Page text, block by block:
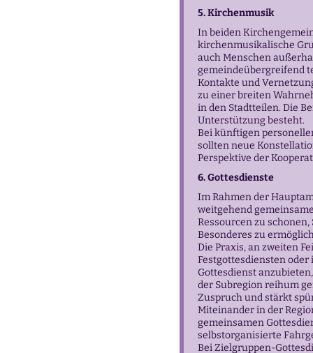
5. Kirchenmusik
In beiden
kirchenmusikalische
auch Menschen
gemeindeübergreifend
Kontakte und
zu einer breiten
in den Stadtteilen. Die
Unterstützung besteht.
Bei künftigen
sollten neue
Perspektive der
6. Gottesdienste
Im Rahmen der
weitgehend
Ressourcen zu
Besonderes zu
Die Praxis, an zweiten
Festgottesdiensten
Gottesdienst
der Subregion reihum
Zuspruch und stärkt
Miteinander in der
gemeinsamen
selbstorganisierte
Bei Zielgruppen-